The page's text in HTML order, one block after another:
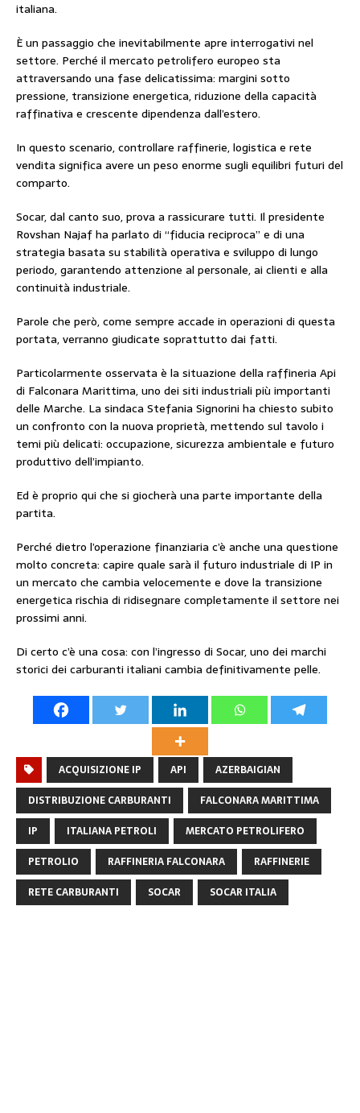
italiana.
È un passaggio che inevitabilmente apre interrogativi nel
settore. Perché il mercato petrolifero europeo sta
attraversando una fase delicatissima: margini sotto
pressione, transizione energetica, riduzione della capacità
raffinativa e crescente dipendenza dall’estero.
In questo scenario, controllare raffinerie, logistica e rete
vendita significa avere un peso enorme sugli equilibri futuri del
comparto.
Socar, dal canto suo, prova a rassicurare tutti. Il presidente
Rovshan Najaf ha parlato di “fiducia reciproca” e di una
strategia basata su stabilità operativa e sviluppo di lungo
periodo, garantendo attenzione al personale, ai clienti e alla
continuità industriale.
Parole che però, come sempre accade in operazioni di questa
portata, verranno giudicate soprattutto dai fatti.
Particolarmente osservata è la situazione della raffineria Api
di Falconara Marittima, uno dei siti industriali più importanti
delle Marche. La sindaca Stefania Signorini ha chiesto subito
un confronto con la nuova proprietà, mettendo sul tavolo i
temi più delicati: occupazione, sicurezza ambientale e futuro
produttivo dell’impianto.
Ed è proprio qui che si giocherà una parte importante della
partita.
Perché dietro l’operazione finanziaria c’è anche una questione
molto concreta: capire quale sarà il futuro industriale di IP in
un mercato che cambia velocemente e dove la transizione
energetica rischia di ridisegnare completamente il settore nei
prossimi anni.
Di certo c’è una cosa: con l’ingresso di Socar, uno dei marchi
storici dei carburanti italiani cambia definitivamente pelle.
ACQUISIZIONE IP API
AZERBAIGIAN
DISTRIBUZIONE CARBURANTI
FALCONARA MARITTIMA
IP
ITALIANA PETROLI
MERCATO PETROLIFERO
PETROLIO
RAFFINERIA FALCONARA
RAFFINERIE
RETE CARBURANTI
SOCAR SOCAR ITALIA